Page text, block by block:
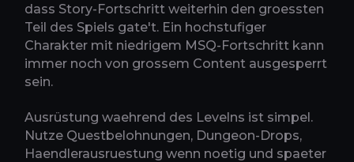
dass Story-Fortschritt weiterhin den groessten
Teil des Spiels gate't. Ein hochstufiger
Charakter mit niedrigem MSQ-Fortschritt kann
immer noch von grossem Content ausgesperrt
sein.
Ausrüstung waehrend des Levelns ist simpel.
Nutze Questbelohnungen, Dungeon-Drops,
Haendlerausruestung wenn noetig und spaeter